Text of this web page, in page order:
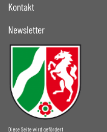
Kontakt
Newsletter
Diese Seite wird gefördert